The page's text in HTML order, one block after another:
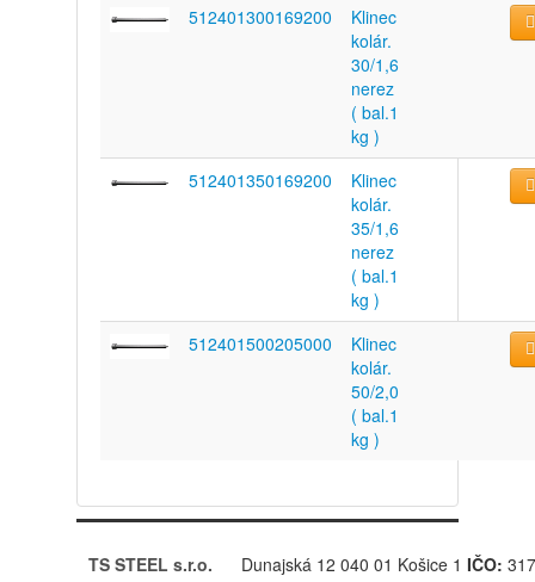
512401300169200
Klinec
kolár.
30/1,6
nerez
( bal.1
kg )
512401350169200
Klinec
kolár.
35/1,6
nerez
( bal.1
kg )
512401500205000
Klinec
kolár.
50/2,0
( bal.1
kg )
TS STEEL s.r.o. Dunajská 12 040 01 Košice 1 IČO: